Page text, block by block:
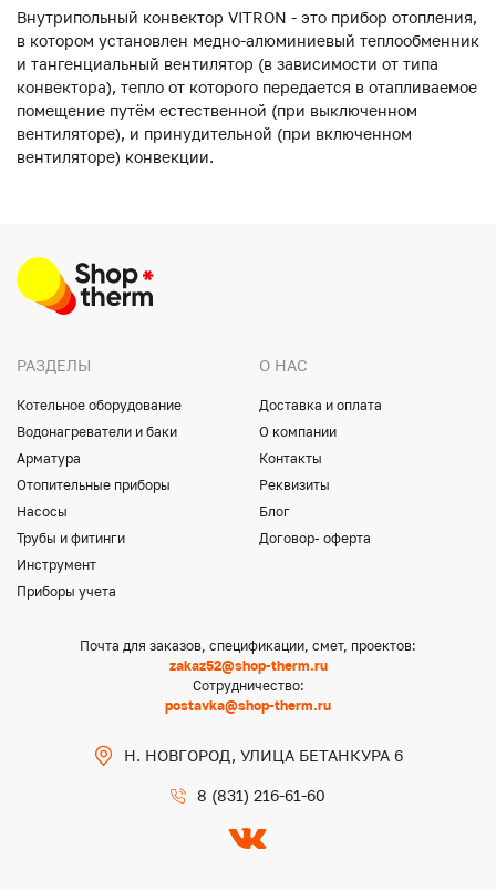
Внутрипольный конвектор VITRON - это прибор отопления,
в котором установлен медно-алюминиевый теплообменник
и тангенциальный вентилятор (в зависимости от типа
конвектора), тепло от которого передается в отапливаемое
помещение путём естественной (при выключенном
вентиляторе), и принудительной (при включенном
вентиляторе) конвекции.
РАЗДЕЛЫ
Котельное оборудование
Водонагреватели и баки
Арматура
Отопительные приборы
Насосы
Трубы и фитинги
Инструмент
Приборы учета
О НАС
Доставка и оплата
О компании
Контакты
Реквизиты
Блог
Договор- оферта
Почта для заказов, спецификации, смет, проектов:
zakaz52@shop-therm.ru
Сотрудничество:
postavka@shop-therm.ru
Н. НОВГОРОД, УЛИЦА БЕТАНКУРА 6
8 (831) 216-61-60